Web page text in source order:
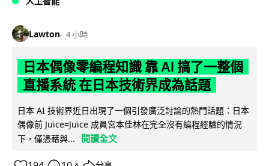
Lawton 4 小時
日本偶像零編程知識 靠 AI 搞了一整個
直播系統 在日本技術界成為話題
日本 AI 技術界近日出現了一個引發廣泛討論的熱門話題：日本
偶像前 Juice=Juice 成員宮本佳林在完全沒有編程經驗的情況
下，僅憑藉與...
閱讀全文